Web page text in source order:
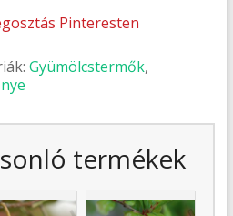
Pinteresten
Gyümölcstermők,
termékek